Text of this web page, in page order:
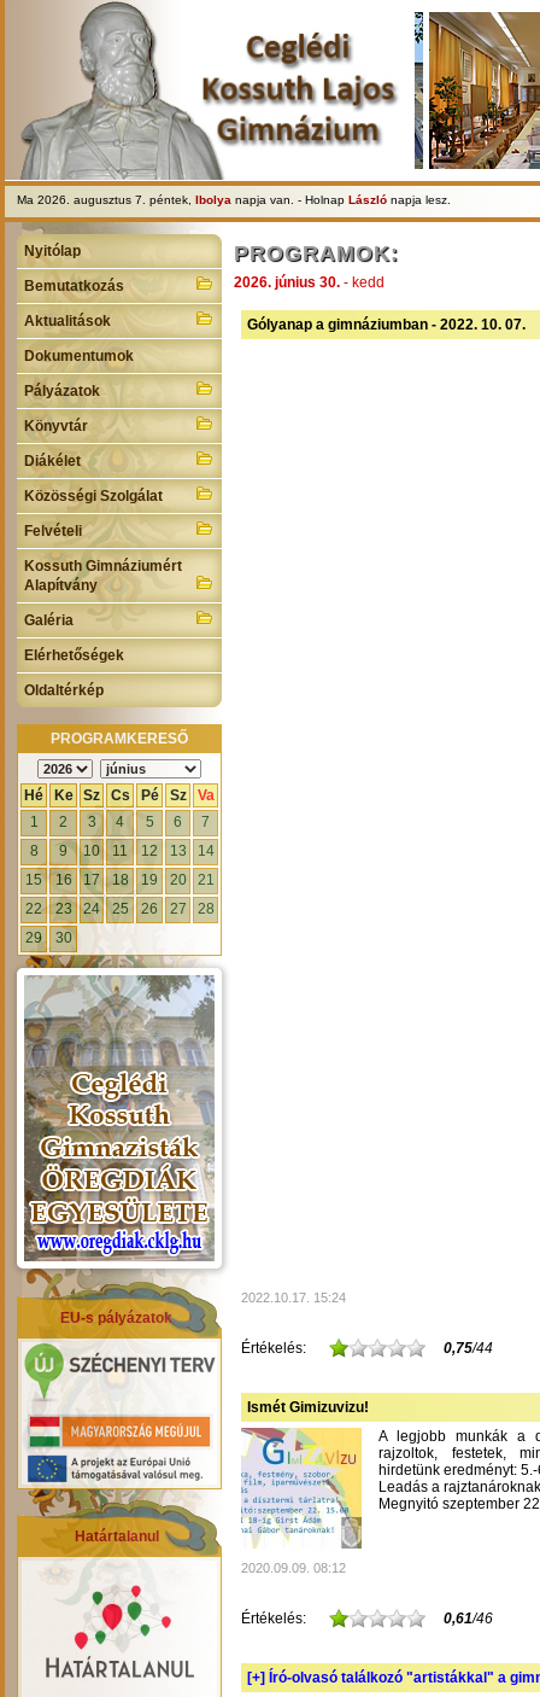
Ma 2026. augusztus 7. péntek, Ibolya napja van. - Holnap László napja lesz.
Nyitólap
Bemutatkozás
Aktualitások
Dokumentumok
Pályázatok
Könyvtár
Diákélet
Közösségi Szolgálat
Felvételi
Kossuth Gimnáziumért
Alapítvány
Galéria
Elérhetőségek
Oldaltérkép
PROGRAMKERESŐ
Hé Ke Sz Cs Pé Sz
Va
1
2 3 4 5 6
7
8
9 10 11 12 13
14
15
16 17 18 19 20
21
22
23 24 25 26 27
28
29
30
EU-s pályázatok
Határtalanul
PROGRAMOK:
2026. június 30. - kedd
Gólyanap a gimnáziumban - 2022. 10. 07.
2022.10.17. 15:24
Értékelés: 0,75/44
Ismét Gimizuvizu!
A legjobb munkák a
rajzoltok, festetek,
hirdetünk eredményt:
Leadás a
Megnyitó szeptember
2020.09.09. 08:12
Értékelés: 0,61/46
[+] Író-olvasó találkozó "artistákkal" a